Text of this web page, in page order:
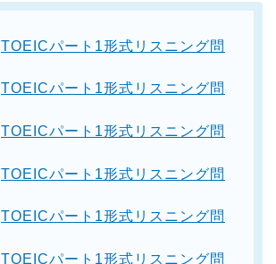
TOEICパート1形式リスニング問
TOEICパート1形式リスニング問
TOEICパート1形式リスニング問
TOEICパート1形式リスニング問
TOEICパート1形式リスニング問
TOEICパート1形式リスニング問